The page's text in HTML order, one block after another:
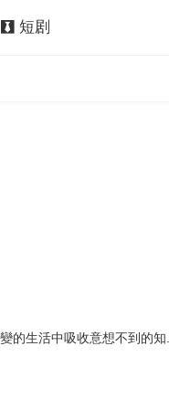
短剧
的生活中吸收意想不到的知